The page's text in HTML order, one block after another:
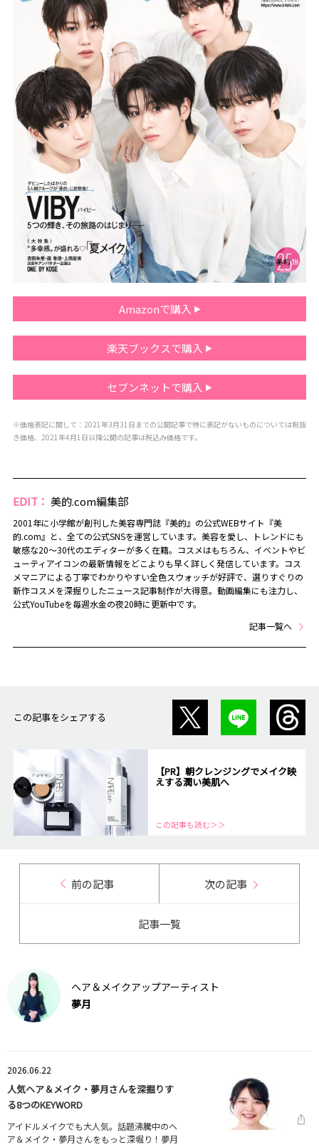
Amazonで購入
楽天ブックスで購入
セブンネットで購入
※価格表記に関して：2021年3月31日までの公開記事で特に表記がないものについては税抜
き価格、2021年4月1日以降公開の記事は税込み価格です。
EDIT： 美的.com編集部
2001年に小学館が創刊した美容専門誌『美的』の公式WEBサイト『美
的.com』と、全ての公式SNSを運営しています。美容を愛し、トレンドにも
敏感な20～30代のエディターが多く在籍。コスメはもちろん、イベントやビ
ューティアイコンの最新情報をどこよりも早く詳しく発信しています。コス
メマニアによる丁寧でわかりやすい全色スウォッチが好評で、選りすぐりの
新作コスメを深掘りしたニュース記事制作が大得意。動画編集にも注力し、
公式YouTubeを毎週水金の夜20時に更新中です。
記事一覧へ
この記事をシェアする
【PR】朝クレンジングでメイク映
えする潤い美肌へ
この記事も読む＞＞
前の記事 次の記事
記事一覧
ヘア＆メイクアップアーティスト
夢月
2026.06.22
人気ヘア＆メイク・夢月さんを深掘りす
る8つのKEYWORD
アイドルメイクでも大人気。話題沸騰中のヘ
ア＆メイク・夢月さんをもっと深堀り！夢月